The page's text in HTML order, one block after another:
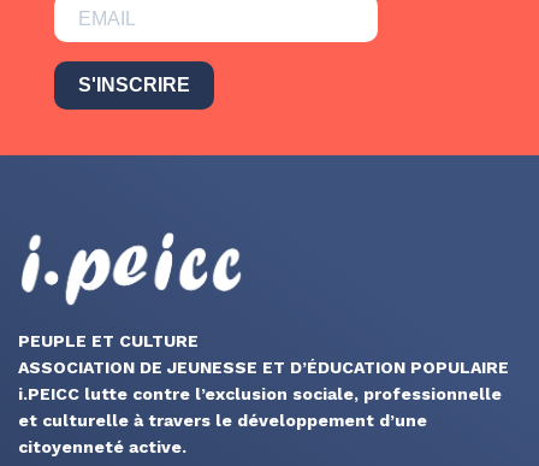
S'INSCRIRE
PEUPLE ET CULTURE
ASSOCIATION DE JEUNESSE ET D’ÉDUCATION POPULAIRE
i.PEICC lutte contre l’exclusion sociale, professionnelle
et culturelle à travers le développement d’une
citoyenneté active.